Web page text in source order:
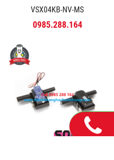
VSX04KB-NV-MS
0985.288.164